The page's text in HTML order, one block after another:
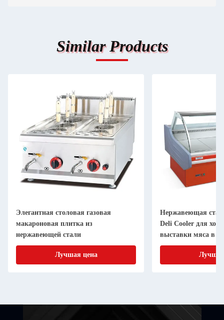
Similar Products
Элегантная столовая газовая
макароновая плитка из
нержавеющей стали
Лучшая цена
Нержавеющая
Deli Cooler для
выставки мяса в